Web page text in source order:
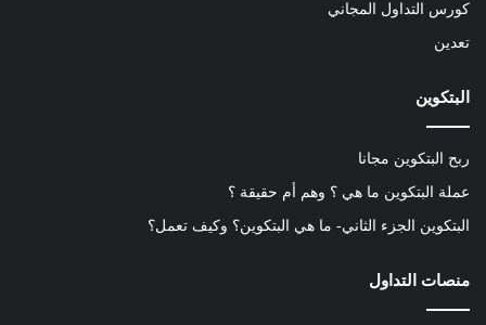
كورس التداول المجاني
تعدين
البتكوين
ربح البتكوين مجانا
عملة البتكوين ما هي ؟ وهم أم حقيقة ؟
البتكوين الجزء الثاني- ما هي البتكوين؟ وكيف تعمل؟
منصات التداول